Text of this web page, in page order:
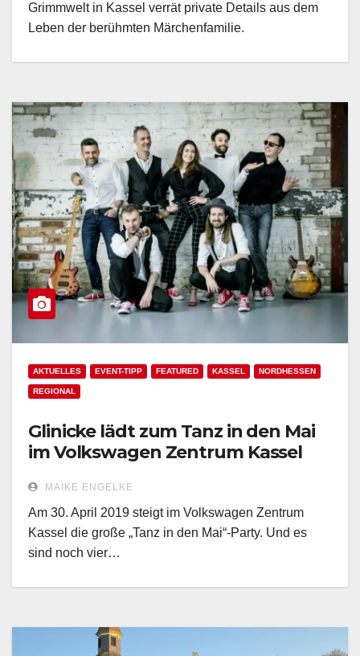
Grimmwelt in Kassel verrät private Details aus dem
Leben der berühmten Märchenfamilie.
AKTUELLES EVENT-TIPP FEATURED KASSEL NORDHESSEN
REGIONAL
Glinicke lädt zum Tanz in den Mai
im Volkswagen Zentrum Kassel
MAIKE ENGELKE
Am 30. April 2019 steigt im Volkswagen Zentrum
Kassel die große „Tanz in den Mai“-Party. Und es
sind noch vier…